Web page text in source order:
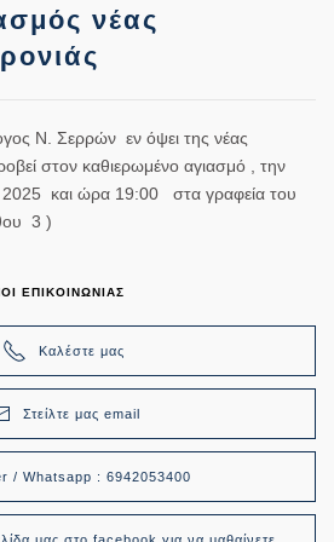
νέας
Ν. Σερρών εν όψει της νέας
στον καθιερωμένο αγιασμό , την
2025 και ώρα 19:00 στα γραφεία του
3 )
ΕΠΙΚΟΙΝΩΝΙΑΣ
Καλέστε μας
Στείλτε μας email
/ Whatsapp : 6942053400